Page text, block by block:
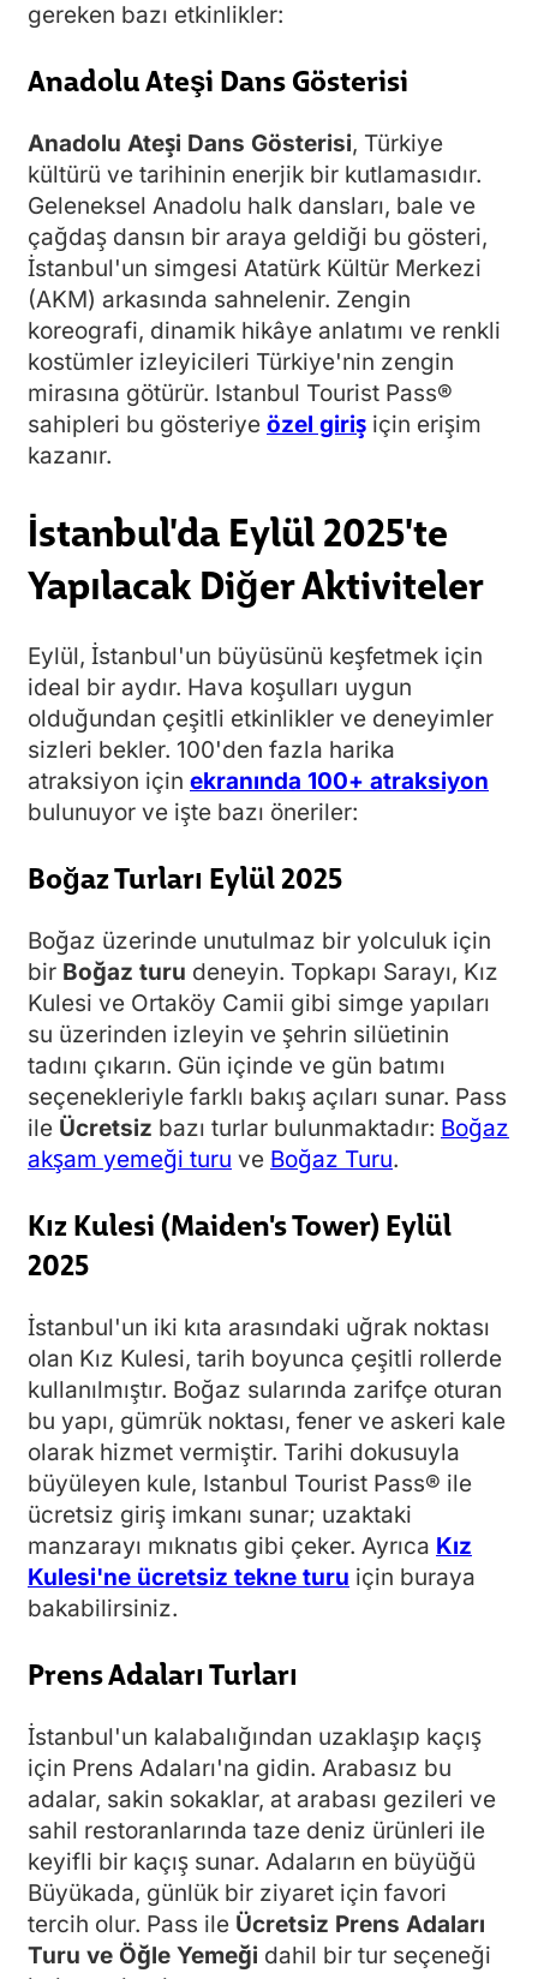
gereken bazı etkinlikler:
Anadolu Ateşi Dans Gösterisi
Anadolu Ateşi Dans Gösterisi, Türkiye
kültürü ve tarihinin enerjik bir kutlamasıdır.
Geleneksel Anadolu halk dansları, bale ve
çağdaş dansın bir araya geldiği bu gösteri,
İstanbul'un simgesi Atatürk Kültür Merkezi
(AKM) arkasında sahnelenir. Zengin
koreografi, dinamik hikâye anlatımı ve renkli
kostümler izleyicileri Türkiye'nin zengin
mirasına götürür. Istanbul Tourist Pass®
sahipleri bu gösteriye özel giriş için erişim
kazanır.
İstanbul'da Eylül 2025'te
Yapılacak Diğer Aktiviteler
Eylül, İstanbul'un büyüsünü keşfetmek için
ideal bir aydır. Hava koşulları uygun
olduğundan çeşitli etkinlikler ve deneyimler
sizleri bekler. 100'den fazla harika
atraksiyon için ekranında 100+ atraksiyon
bulunuyor ve işte bazı öneriler:
Boğaz Turları Eylül 2025
Boğaz üzerinde unutulmaz bir yolculuk için
bir Boğaz turu deneyin. Topkapı Sarayı, Kız
Kulesi ve Ortaköy Camii gibi simge yapıları
su üzerinden izleyin ve şehrin silüetinin
tadını çıkarın. Gün içinde ve gün batımı
seçenekleriyle farklı bakış açıları sunar. Pass
ile Ücretsiz bazı turlar bulunmaktadır: Boğaz
akşam yemeği turu ve Boğaz Turu.
Kız Kulesi (Maiden's Tower) Eylül
2025
İstanbul'un iki kıta arasındaki uğrak noktası
olan Kız Kulesi, tarih boyunca çeşitli rollerde
kullanılmıştır. Boğaz sularında zarifçe oturan
bu yapı, gümrük noktası, fener ve askeri kale
olarak hizmet vermiştir. Tarihi dokusuyla
büyüleyen kule, Istanbul Tourist Pass® ile
ücretsiz giriş imkanı sunar; uzaktaki
manzarayı mıknatıs gibi çeker. Ayrıca Kız
Kulesi'ne ücretsiz tekne turu için buraya
bakabilirsiniz.
Prens Adaları Turları
İstanbul'un kalabalığından uzaklaşıp kaçış
için Prens Adaları'na gidin. Arabasız bu
adalar, sakin sokaklar, at arabası gezileri ve
sahil restoranlarında taze deniz ürünleri ile
keyifli bir kaçış sunar. Adaların en büyüğü
Büyükada, günlük bir ziyaret için favori
tercih olur. Pass ile Ücretsiz Prens Adaları
Turu ve Öğle Yemeği dahil bir tur seçeneği